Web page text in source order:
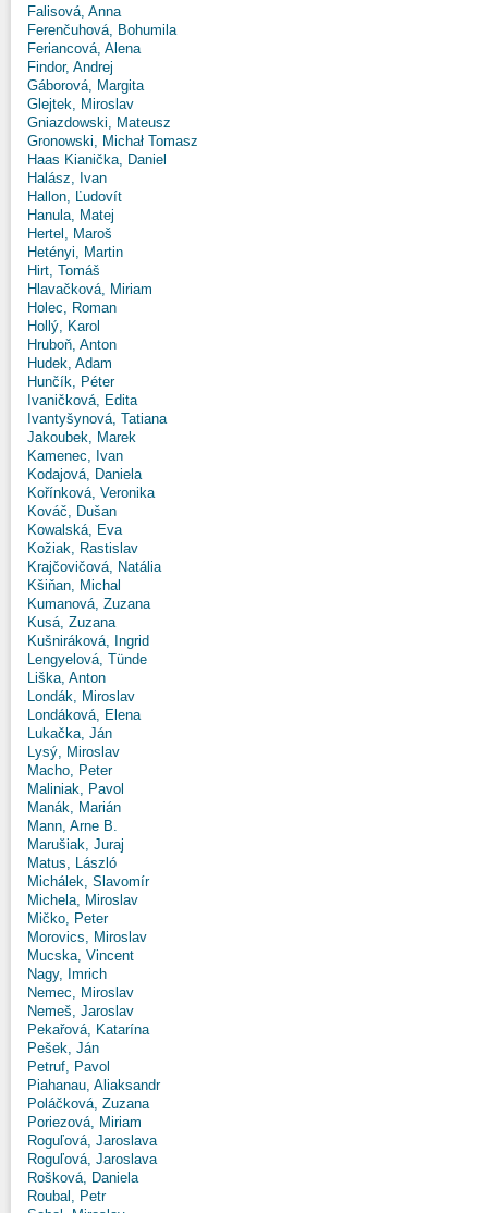
Falisová, Anna
Ferenčuhová, Bohumila
Feriancová, Alena
Findor, Andrej
Gáborová, Margita
Glejtek, Miroslav
Gniazdowski, Mateusz
Gronowski, Michał Tomasz
Haas Kianička, Daniel
Halász, Ivan
Hallon, Ľudovít
Hanula, Matej
Hertel, Maroš
Hetényi, Martin
Hirt, Tomáš
Hlavačková, Miriam
Holec, Roman
Hollý, Karol
Hruboň, Anton
Hudek, Adam
Hunčík, Péter
Ivaničková, Edita
Ivantyšynová, Tatiana
Jakoubek, Marek
Kamenec, Ivan
Kodajová, Daniela
Kořínková, Veronika
Kováč, Dušan
Kowalská, Eva
Kožiak, Rastislav
Krajčovičová, Natália
Kšiňan, Michal
Kumanová, Zuzana
Kusá, Zuzana
Kušniráková, Ingrid
Lengyelová, Tünde
Liška, Anton
Londák, Miroslav
Londáková, Elena
Lukačka, Ján
Lysý, Miroslav
Macho, Peter
Maliniak, Pavol
Manák, Marián
Mann, Arne B.
Marušiak, Juraj
Matus, László
Michálek, Slavomír
Michela, Miroslav
Mičko, Peter
Morovics, Miroslav
Mucska, Vincent
Nagy, Imrich
Nemec, Miroslav
Nemeš, Jaroslav
Pekařová, Katarína
Pešek, Ján
Petruf, Pavol
Piahanau, Aliaksandr
Poláčková, Zuzana
Poriezová, Miriam
Roguľová, Jaroslava
Roguľová, Jaroslava
Rošková, Daniela
Roubal, Petr